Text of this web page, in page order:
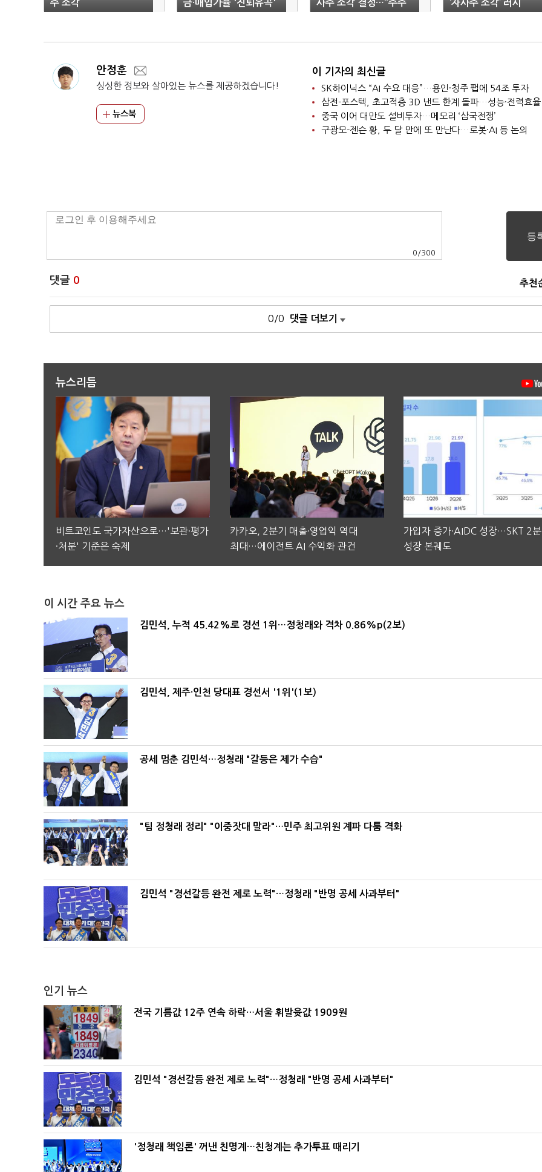
주 소각
금·매입가율 '진퇴유곡'
사주 소각 결정…“주주
가치 제고”
‘자사주 소각’ 러시
안정훈
싱싱한 정보와 살아있는 뉴스를 제공하겠습니다!
뉴스북
이 기자의 최신글
SK하이닉스 “AI 수요 대응”…용인·청주 팹에 54조 투자
삼전-포스텍, 초고적층 3D 낸드 한계 돌파…성능·전력효
중국 이어 대만도 설비투자…메모리 ‘삼국전쟁’
구광모-젠슨 황, 두 달 만에 또 만난다…로봇·AI 등 논의
0 /300
댓글 0 추천
0/0 댓글 더보기
뉴스리듬
비트코인도 국가자산으로…'보관·평가
·처분' 기준은 숙제
카카오, 2분기 매출·영업익 역대
최대…에이전트 AI 수익화 관건
가입자 증가·AIDC 성장…SKT 2
성장 본궤도
이 시간 주요 뉴스
김민석, 누적 45.42%로 경선 1위…정청래와 격차 0.86%p(2보)
김민석, 제주·인천 당대표 경선서 '1위'(1보)
공세 멈춘 김민석…정청래 "갈등은 제가 수습"
"팀 정청래 정리" "이중잣대 말라"…민주 최고위원 계파 다툼 격화
김민석 "경선갈등 완전 제로 노력"…정청래 "반명 공세 사과부터"
인기 뉴스
전국 기름값 12주 연속 하락…서울 휘발윳값 1909원
김민석 "경선갈등 완전 제로 노력"…정청래 "반명 공세 사과부터"
'정청래 책임론' 꺼낸 친명계…친청계는 추가투표 때리기